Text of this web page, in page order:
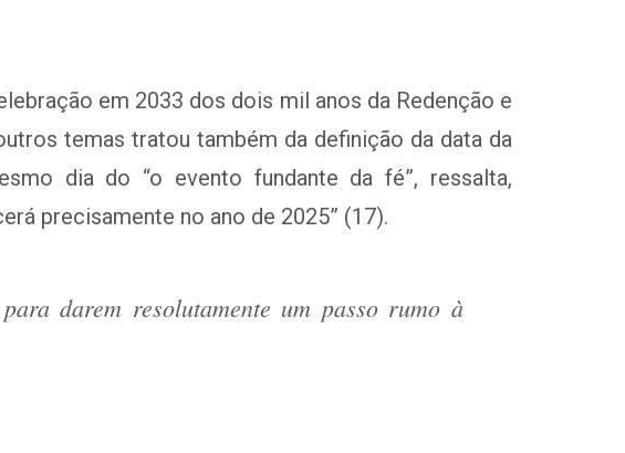
em 2033 dos dois mil anos da Redenção e
temas tratou também da definição da data da
dia do “o evento fundante da fé”, ressalta,
precisamente no ano de 2025” (17).
darem resolutamente um passo rumo à